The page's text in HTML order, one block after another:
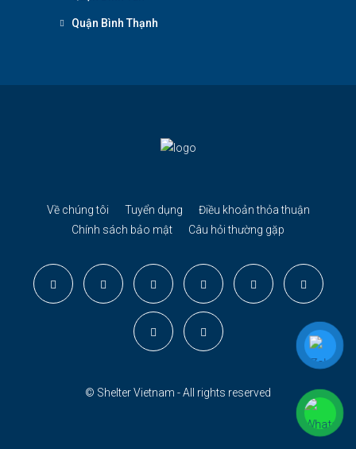
Quận Bình Thạnh
Về chúng tôi Tuyển dụng
Điều khoản thỏa thuận
Chính sách bảo mật
Câu hỏi thường gặp
© Shelter Vietnam - All rights reserved